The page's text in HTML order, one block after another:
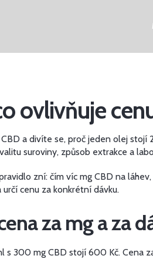
ovlivňuje
a divíte se, proč jeden olej
suroviny, způsob extrakce a
zní: čím víc mg CBD na
cenu za konkrétní dávku.
za mg a za
s 300 mg CBD stojí 600 Kč. Cena